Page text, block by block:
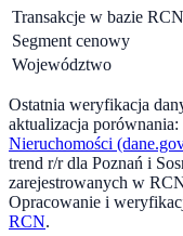
Transakcje w bazie RCN
Segment cenowy
Województwo
Ostatnia weryfikacja
aktualizacja porównania:
Nieruchomości
trend r/r dla Poznań i
zarejestrowanych w
Opracowanie i
RCN.